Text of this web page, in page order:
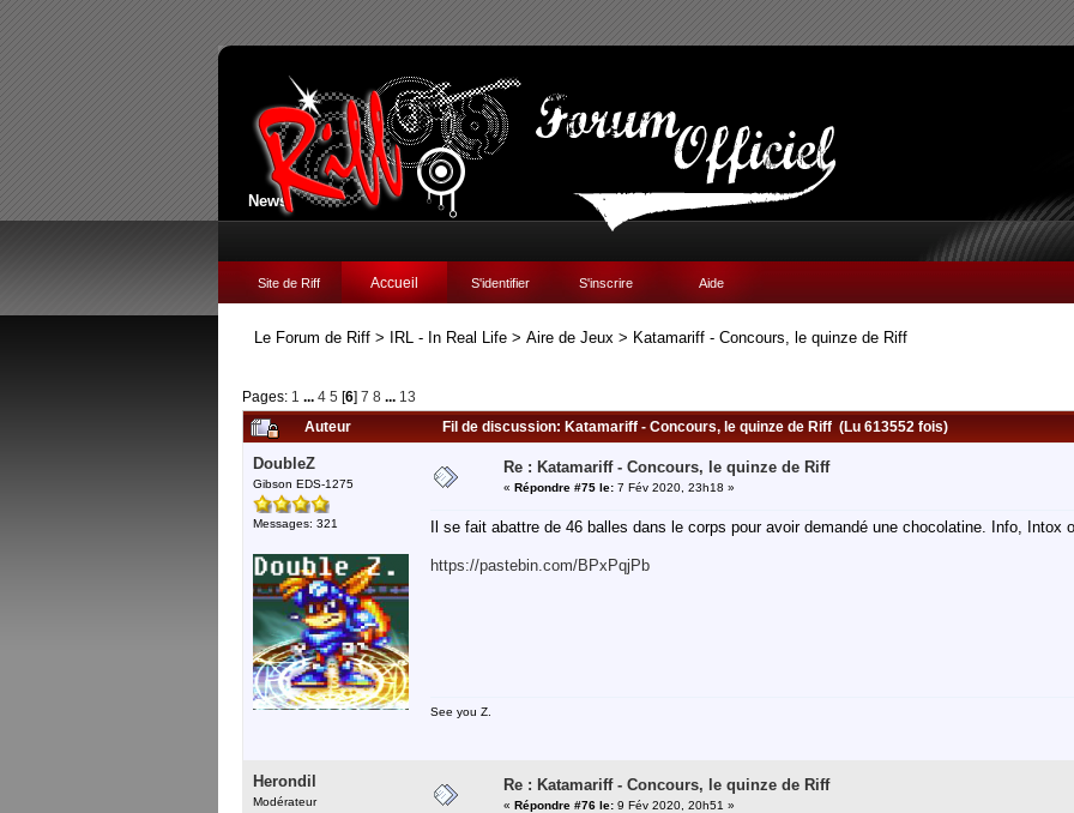
News:
Site de Riff Accueil S'identifier S'inscrire Aide
Le Forum de Riff > IRL - In Real Life > Aire de Jeux > Katamariff - Concours, le quinze de Riff
Pages: 1 ... 4 5 [6] 7 8 ... 13
Auteur Fil de discussion: Katamariff - Concours, le quinze de Riff (Lu 613552 fois)
DoubleZ
Gibson EDS-1275
Messages: 321
Re : Katamariff - Concours, le quinze de Riff
« Répondre #75 le: 7 Fév 2020, 23h18 »
Il se fait abattre de 46 balles dans le corps pour avoir demandé une chocolatine. Info, Intox
https://pastebin.com/BPxPqjPb
See you Z.
Herondil
Modérateur
Re : Katamariff - Concours, le quinze de Riff
« Répondre #76 le: 9 Fév 2020, 20h51 »